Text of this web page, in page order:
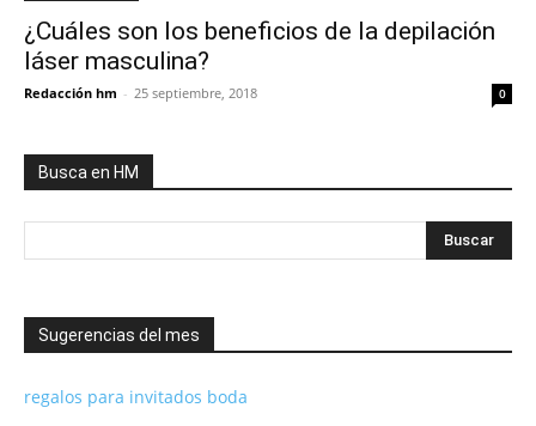
¿Cuáles son los beneficios de la depilación
láser masculina?
Redacción hm - 25 septiembre, 2018 0
Busca en HM
Sugerencias del mes
regalos para invitados boda